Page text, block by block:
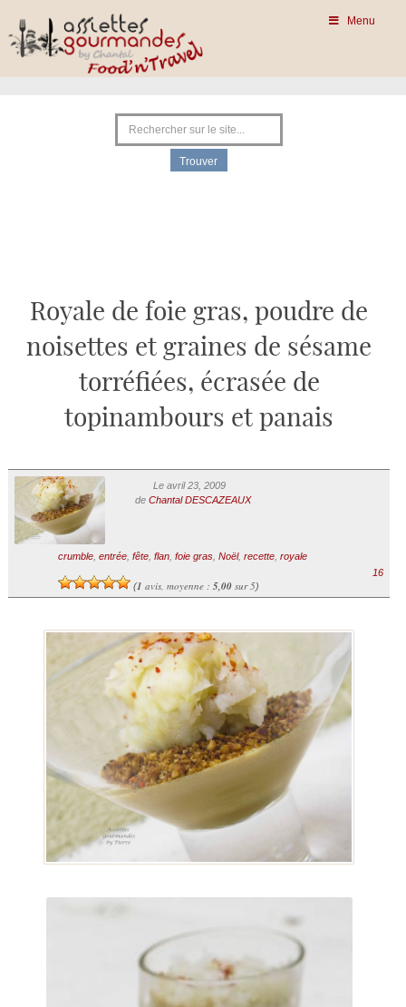
Menu
Royale de foie gras, poudre de
noisettes et graines de sésame
torréfiées, écrasée de
topinambours et panais
Le avril 23, 2009
de Chantal DESCAZEAUX
crumble, entrée, fête, flan, foie gras, Noël, recette, royale
(1 avis, moyenne : 5,00sur 5)
16